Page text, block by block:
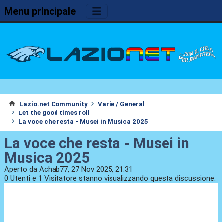
Menu principale
Lazio.net Community
Varie / General
Let the good times roll
La voce che resta - Musei in Musica 2025
La voce che resta - Musei in
Musica 2025
Aperto da Achab77, 27 Nov 2025, 21:31
0 Utenti e 1 Visitatore stanno visualizzando questa discussione.